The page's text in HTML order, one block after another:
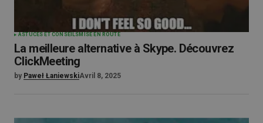
ASTUCES ET CONSEILS MISE EN ROUTE
La meilleure alternative à Skype. Découvrez
ClickMeeting
by Paweł ŁaniewskiAvril 8, 2025